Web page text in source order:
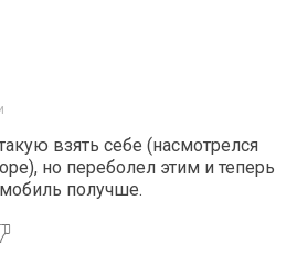
взять себе (насмотрелся
но переболел этим и теперь
получше.